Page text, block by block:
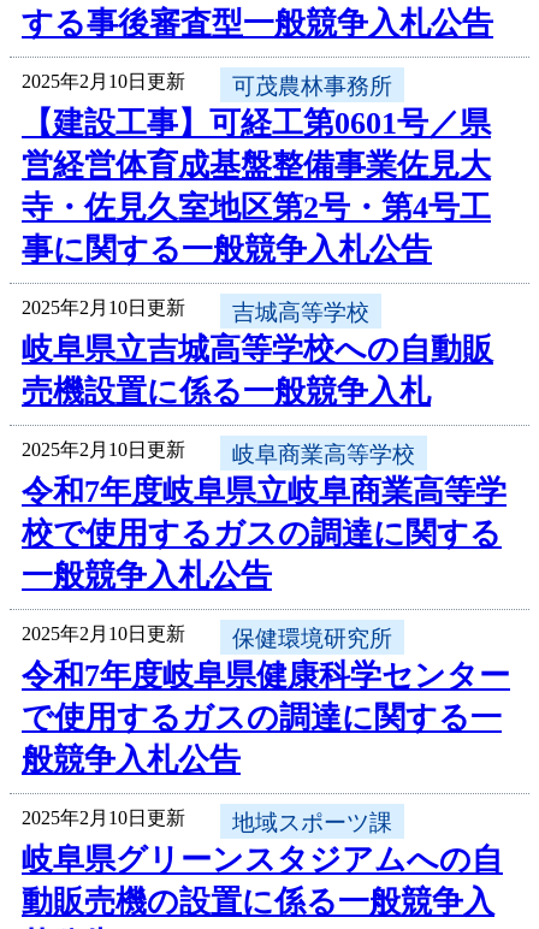
する事後審査型一般競争入札公告
2025年2月10日更新 可茂農林事務所
【建設工事】可経工第0601号／県
営経営体育成基盤整備事業佐見大
寺・佐見久室地区第2号・第4号工
事に関する一般競争入札公告
2025年2月10日更新 吉城高等学校
岐阜県立吉城高等学校への自動販
売機設置に係る一般競争入札
2025年2月10日更新 岐阜商業高等学校
令和7年度岐阜県立岐阜商業高等学
校で使用するガスの調達に関する
一般競争入札公告
2025年2月10日更新 保健環境研究所
令和7年度岐阜県健康科学センター
で使用するガスの調達に関する一
般競争入札公告
2025年2月10日更新 地域スポーツ課
岐阜県グリーンスタジアムへの自
動販売機の設置に係る一般競争入